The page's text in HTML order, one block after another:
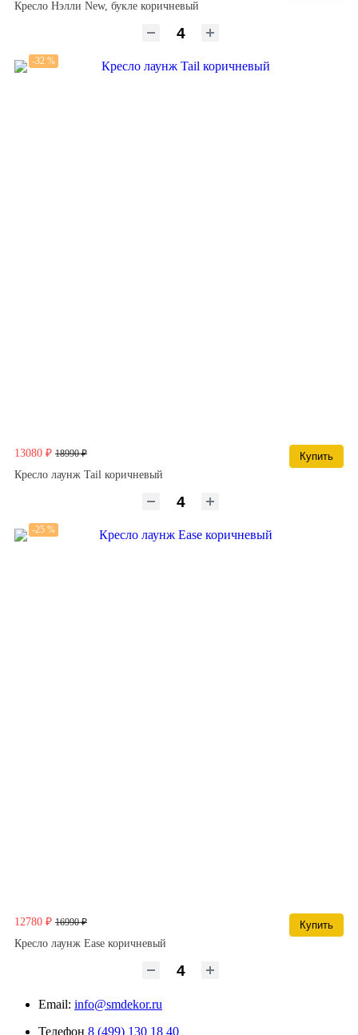
Кресло Нэлли New, букле коричневый
13080 ₽ 18990 ₽
-32 %
Купить
Кресло лаунж Tail коричневый
12780 ₽ 16990 ₽
-25 %
Купить
Кресло лаунж Ease коричневый
Email: info@smdekor.ru
Телефон 8 (499) 130 18 40